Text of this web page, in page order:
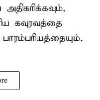
கவுரவத்தை